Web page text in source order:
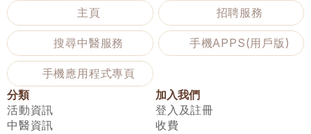
主頁
招聘服務
搜尋中醫服務 手機APPS(用戶版)
手機應用程式專頁
分類
活動資訊
中醫資訊
加入我們
登入及註冊
收費